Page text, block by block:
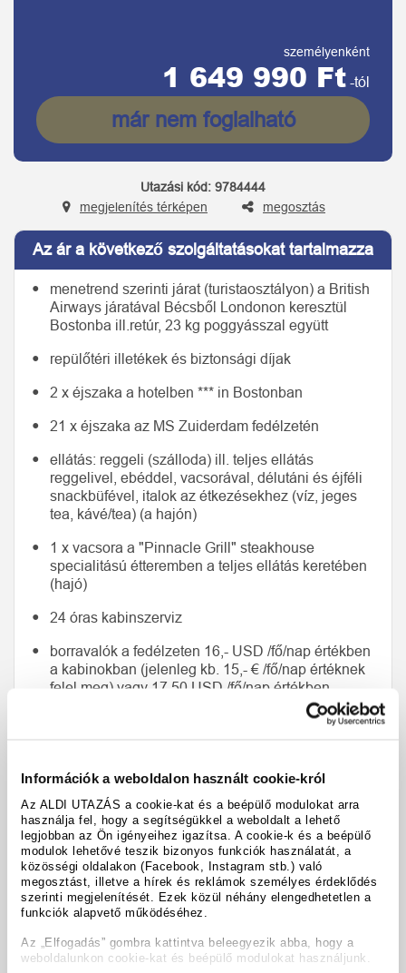
Információk a weboldalon használt cookie-król
Az ALDI UTAZÁS a cookie-kat és a beépülő modulokat arra
használja fel, hogy a segítségükkel a weboldalt a lehető
legjobban az Ön igényeihez igazítsa. A cookie-k és a beépülő
modulok lehetővé teszik bizonyos funkciók használatát, a
közösségi oldalakon (Facebook, Instagram stb.) való
megosztást, illetve a hírek és reklámok személyes érdeklődés
szerinti megjelenítését. Ezek közül néhány elengedhetetlen a
funkciók alapvető működéséhez.
Az „Elfogadás” gombra kattintva beleegyezik abba, hogy a
weboldalunkon cookie-kat és beépülő modulokat használjunk.
személyenként
1 649 990 Ft -tól
már nem foglalható
Utazási kód: 9784444
megjelenítés térképen
megosztás
Az ár a következő szolgáltatásokat tartalmazza
menetrend szerinti járat (turistaosztályon) a British
Airways járatával Bécsből Londonon keresztül
Bostonba ill.retúr, 23 kg poggyásszal együtt
repülőtéri illetékek és biztonsági díjak
2 x éjszaka a hotelben *** in Bostonban
21 x éjszaka az MS Zuiderdam fedélzetén
ellátás: reggeli (szálloda) ill. teljes ellátás
reggelivel, ebéddel, vacsorával, délutáni és éjféli
snackbüfével, italok az étkezésekhez (víz, jeges
tea, kávé/tea) (a hajón)
1 x vacsora a "Pinnacle Grill" steakhouse
specialitású étteremben a teljes ellátás keretében
(hajó)
24 óras kabinszerviz
borravalók a fedélzeten 16,- USD /fő/nap értékben
a kabinokban (jelenleg kb. 15,- € /fő/nap értéknek
felel meg) vagy 17,50 USD /fő/nap értékben
(jelenleg kb. 16,- /fő/nap) a lakosztályokban
szórakoztató programokon
minden transzfer, kirándulás, belépőjegy és
városnézés Bostonban az útiterv szerint
helyi angol nyelvű idegenvezető a bostoni
kirándulások és transzferek során
angol nyelvű vendéglátás a fedélzeten, német
minden beszállási és leszállási díj, üzemanyag-